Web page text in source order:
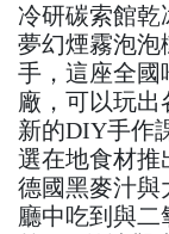
冷研碳索館乾
夢幻煙霧泡泡
手，這座全國
廠，可以玩
新的DIY手作
選在地食材推
德國黑麥汁與
廳中吃到與